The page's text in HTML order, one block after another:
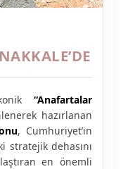
“Anafartalar
hazırlanan
, Cumhuriyet’in
stratejik dehasını
en önemli